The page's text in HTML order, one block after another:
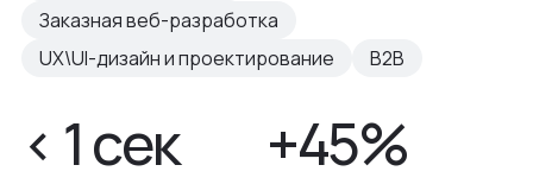
Заказная веб-разработка
UX\UI-дизайн и проектирование
B2B
< 1 сек +45%